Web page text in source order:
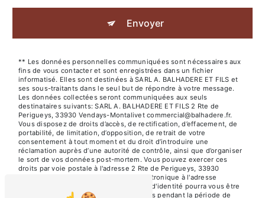
Envoyer
** Les données personnelles communiquées sont nécessaires aux
fins de vous contacter et sont enregistrées dans un fichier
informatisé. Elles sont destinées à SARL A. BALHADERE ET FILS et
ses sous-traitants dans le seul but de répondre à votre message.
Les données collectées seront communiquées aux seuls
destinataires suivants: SARL A. BALHADERE ET FILS 2 Rte de
Perigueys, 33930 Vendays-Montalivet commercial@balhadere.fr.
Vous disposez de droits d’accès, de rectification, d’effacement, de
portabilité, de limitation, d’opposition, de retrait de votre
consentement à tout moment et du droit d’introduire une
réclamation auprès d’une autorité de contrôle, ainsi que d’organiser
le sort de vos données post-mortem. Vous pouvez exercer ces
droits par voie postale à l'adresse 2 Rte de Perigueys, 33930
Vendays-Montalivet ou par courrier électronique à l'adresse
commercial@balhadere.fr. Un justificatif d'identité pourra vous être
demandé. Nous conservons vos données pendant la période de